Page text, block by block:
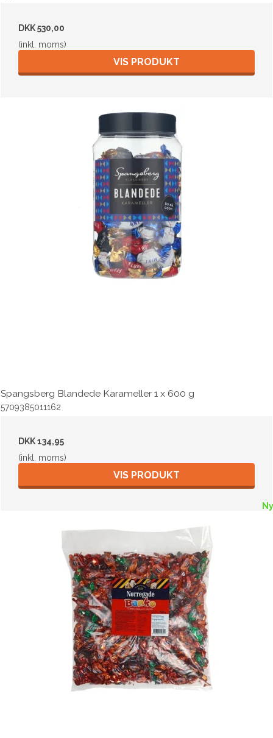
DKK 530,00
(inkl. moms)
VIS PRODUKT
Spangsberg Blandede Karameller 1 x 600 g
5709385011162
DKK 134,95
(inkl. moms)
VIS PRODUKT